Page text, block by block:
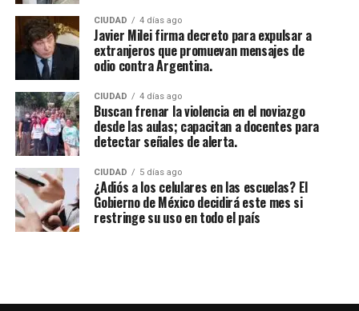
CIUDAD 4 días ago
Javier Milei firma decreto para expulsar a
extranjeros que promuevan mensajes de
odio contra Argentina.
CIUDAD 4 días ago
Buscan frenar la violencia en el noviazgo
desde las aulas; capacitan a docentes para
detectar señales de alerta.
CIUDAD 5 días ago
¿Adiós a los celulares en las escuelas? El
Gobierno de México decidirá este mes si
restringe su uso en todo el país